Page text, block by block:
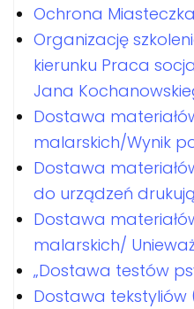
Ochrona
Organizację
kierunku Praca
Jana
Dostawa
malarskich/Wynik
Dostawa
do urządzeń
Dostawa
malarskich/
„Dostawa testów
Dostawa tekstyliów